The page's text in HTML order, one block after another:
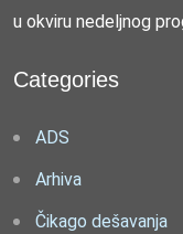
u okviru nedeljnog
Categories
ADS
Arhiva
Čikago dešavanja